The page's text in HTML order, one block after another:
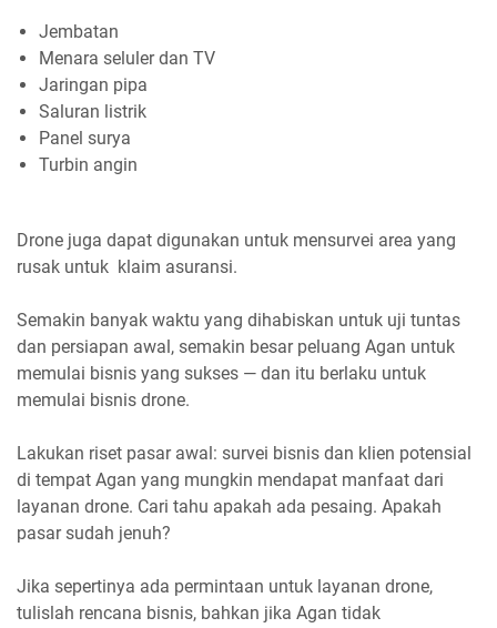
Jembatan
Menara seluler dan TV
Jaringan pipa
Saluran listrik
Panel surya
Turbin angin
Drone juga dapat digunakan untuk mensurvei area yang
rusak untuk klaim asuransi.
Semakin banyak waktu yang dihabiskan untuk uji tuntas
dan persiapan awal, semakin besar peluang Agan untuk
memulai bisnis yang sukses — dan itu berlaku untuk
memulai bisnis drone.
Lakukan riset pasar awal: survei bisnis dan klien potensial
di tempat Agan yang mungkin mendapat manfaat dari
layanan drone. Cari tahu apakah ada pesaing. Apakah
pasar sudah jenuh?
Jika sepertinya ada permintaan untuk layanan drone,
tulislah rencana bisnis, bahkan jika Agan tidak